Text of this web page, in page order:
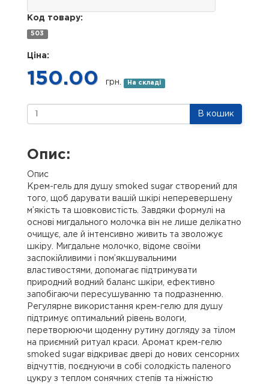
Код товару:
503
Ціна:
150.00 грн. На складі
В кошик
Опис:
Опис
Крем-гель для душу smoked sugar створений для
того, щоб дарувати вашій шкірі неперевершену
м’якість та шовковистість. Завдяки формулі на
основі мигдального молочка він не лише делікатно
очищує, але й інтенсивно живить та зволожує
шкіру. Мигдальне молочко, відоме своїми
заспокійливими і пом’якшувальними
властивостями, допомагає підтримувати
природний водний баланс шкіри, ефективно
запобігаючи пересушуванню та подразненню.
Регулярне використання крем-гелю для душу
підтримує оптимальний рівень вологи,
перетворюючи щоденну рутину догляду за тілом
на приємний ритуал краси. Аромат крем-гелю
smoked sugar відкриває двері до нових сенсорних
відчуттів, поєднуючи в собі солодкість паленого
цукру з теплом сонячних степів та ніжністю